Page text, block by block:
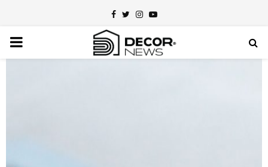
Facebook
TwitterInstagram
Youtube
PRIMARY